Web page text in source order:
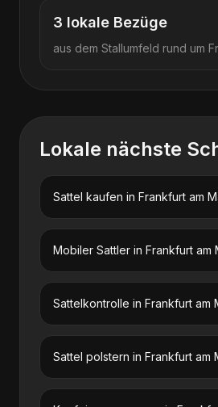
3 lokale Bezüge
aus dem Stallumfeld rund um
Lokale nächste
Sattel kaufen in Frankfurt am
Mobiler Sattler in Frankfurt am
Sattelkontrolle in Frankfurt am
Sattel polstern in Frankfurt am